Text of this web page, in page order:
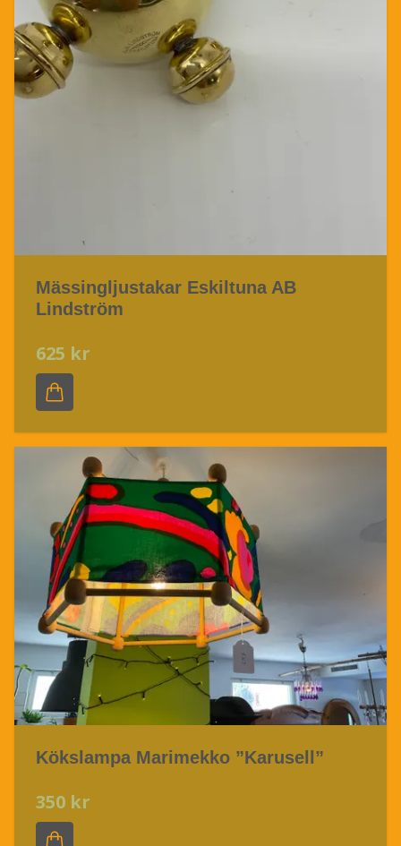
Mässingljustakar Eskiltuna AB
Lindström
625 kr
Kökslampa Marimekko ”Karusell”
350 kr